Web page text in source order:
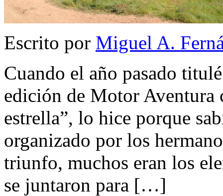
Escrito por Miguel A.
Cuando el año pasado
edición de Motor Aventura
estrella”, lo hice porque
organizado por los
triunfo, muchos eran los
se juntaron para […]